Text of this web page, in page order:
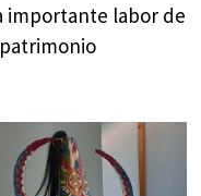
importante labor de